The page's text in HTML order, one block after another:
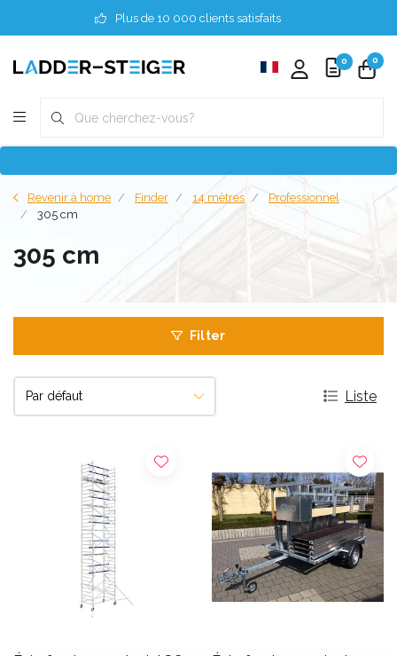
Plus de 10 000 clients satisfaits
0 0
Revenir à home Finder 14 mètres
Professionnel
305 cm
305 cm
Filter
Liste